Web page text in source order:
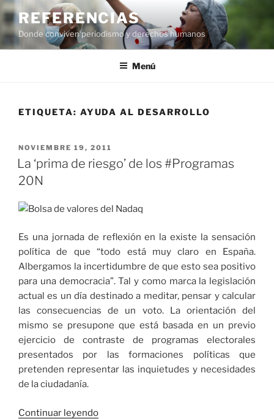
al
contenido
REFERENCIAS
Donde conviven periodismo y derechos humanos
Menú
ETIQUETA: AYUDA AL DESARROLLO
PUBLICADO
EL
NOVIEMBRE 19, 2011
La ‘prima de riesgo’ de los #Programas
20N
Es una jornada de reflexión en la existe la sensación
política de que “todo está muy claro en España.
Albergamos la incertidumbre de que esto sea positivo
para una democracia”. Tal y como marca la legislación
actual es un día destinado a meditar, pensar y calcular
las consecuencias de un voto. La orientación del
mismo se presupone que está basada en un previo
ejercicio de contraste de programas electorales
presentados por las formaciones políticas que
pretenden representar las inquietudes y necesidades
de la ciudadanía.
Continuar leyendo«La